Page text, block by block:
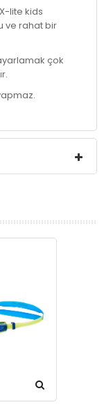
lite kids
ve rahat bir
çok